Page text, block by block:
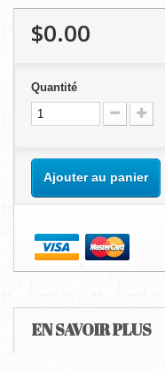
$0.00
Quantité
Ajouter au panier
EN SAVOIR PLUS